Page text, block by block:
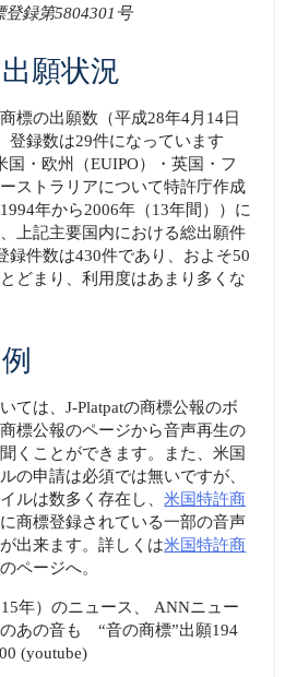
登録第5804301号
願状況
標の出願数（平成28年4月14日
登録数は29件になっています
国・欧州（EUIPO）・英国・フ
ストラリアについて特許庁作成
年から2006年（13年間））に
上記主要国内における総出願件
録件数は430件であり、およそ50
どまり、利用度はあまり多くな
ては、J-Platpatの商標公報のボ
標公報のページから音声再生の
くことができます。また、米国
の申請は必須では無いですが、
ルは数多く存在し、米国特許商
商標登録されている一部の音声
出来ます。詳しくは米国特許商
のページへ。
年）のニュース、 ANNニュー
あの音も “音の商標”出願194
(youtube)